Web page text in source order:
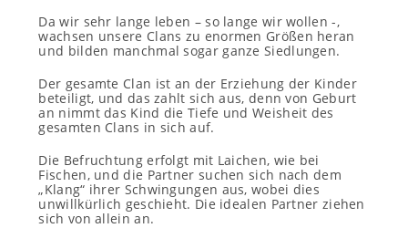
Da wir sehr lange leben – so lange wir wollen -,
wachsen unsere Clans zu enormen Größen heran
und bilden manchmal sogar ganze Siedlungen.
Der gesamte Clan ist an der Erziehung der Kinder
beteiligt, und das zahlt sich aus, denn von Geburt
an nimmt das Kind die Tiefe und Weisheit des
gesamten Clans in sich auf.
Die Befruchtung erfolgt mit Laichen, wie bei
Fischen, und die Partner suchen sich nach dem
„Klang“ ihrer Schwingungen aus, wobei dies
unwillkürlich geschieht. Die idealen Partner ziehen
sich von allein an.